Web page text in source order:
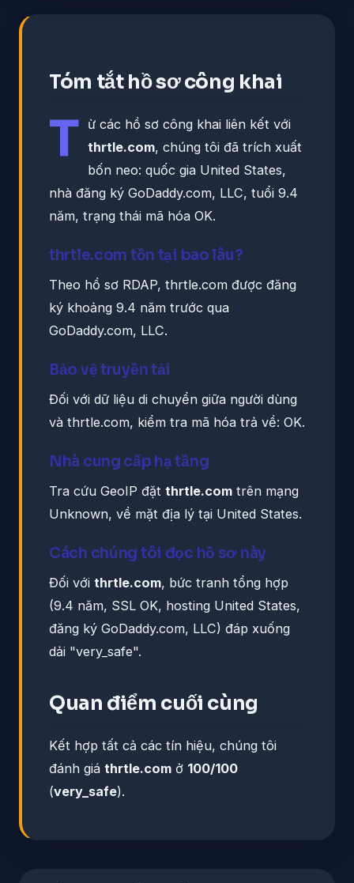
Tóm tắt hồ sơ công khai
T ừ các hồ sơ công khai liên kết với
thrtle.com, chúng tôi đã trích xuất
bốn neo: quốc gia United States,
nhà đăng ký GoDaddy.com, LLC, tuổi 9.4
năm, trạng thái mã hóa OK.
thrtle.com tồn tại bao lâu?
Theo hồ sơ RDAP, thrtle.com được đăng
ký khoảng 9.4 năm trước qua
GoDaddy.com, LLC.
Bảo vệ truyền tải
Đối với dữ liệu di chuyển giữa người dùng
và thrtle.com, kiểm tra mã hóa trả về: OK.
Nhà cung cấp hạ tầng
Tra cứu GeoIP đặt thrtle.com trên mạng
Unknown, về mặt địa lý tại United States.
Cách chúng tôi đọc hồ sơ này
Đối với thrtle.com, bức tranh tổng hợp
(9.4 năm, SSL OK, hosting United States,
đăng ký GoDaddy.com, LLC) đáp xuống
dải "very_safe".
Quan điểm cuối cùng
Kết hợp tất cả các tín hiệu, chúng tôi
đánh giá thrtle.com ở 100/100
(very_safe).